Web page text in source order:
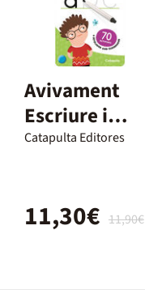
Avivament
Escriure i
Esborrar
Catapulta Editores
11,90€
11,30€